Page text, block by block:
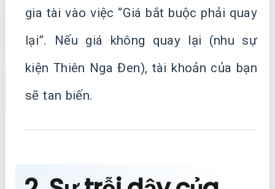
gia tài vào việc “Giá bắt buộc phải quay
lại”. Nếu giá không quay lại (nhu sự
kiện Thiên Nga Đen), tài khoản của bạn
sẽ tan biến.